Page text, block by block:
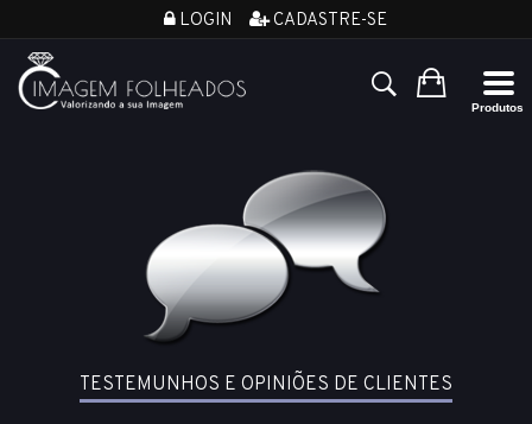
LOGIN CADASTRE-SE
TESTEMUNHOS E OPINIÕES DE CLIENTES